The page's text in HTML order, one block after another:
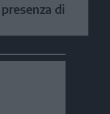
di